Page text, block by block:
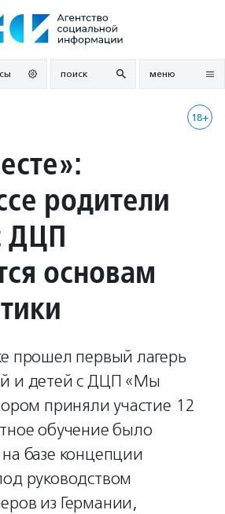
поиск меню
18+
родители
ДЦП
основам
прошел первый лагерь
и детей с ДЦП «Мы
приняли участие 12
обучение было
базе концепции
руководством
из Германии,